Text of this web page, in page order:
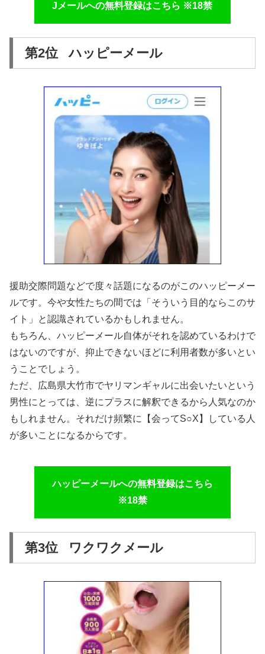
Jメールへの無料登録はこちら ※18禁
第2位 ハッピーメール
援助交際問題などで度々話題になるのがこのハッピーメー
ルです。今や女性たちの間では「そういう目的ならこのサ
イト」と認識されているかもしれません。
もちろん、ハッピーメール自体がそれを認めているわけで
はないのですが、抑止できないほどに利用者数が多いとい
うことでしょう。
ただ、広島県大竹市でヤリマンギャルに出会いたいという
男性にとっては、逆にプラスに解釈できるから人気なのか
もしれません。それだけ頻繁に【会ってS○X】している人
が多いことになるからです。
ハッピーメールへの無料登録はこちら
※18禁
第3位 ワクワクメール